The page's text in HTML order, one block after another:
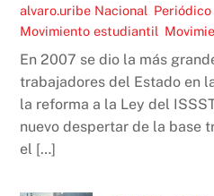
alvaro.uribe Nacional Periódico
Movimiento estudiantil
En 2007 se dio la más
trabajadores del Estado en
la reforma a la Ley del
nuevo despertar de la base
el […]